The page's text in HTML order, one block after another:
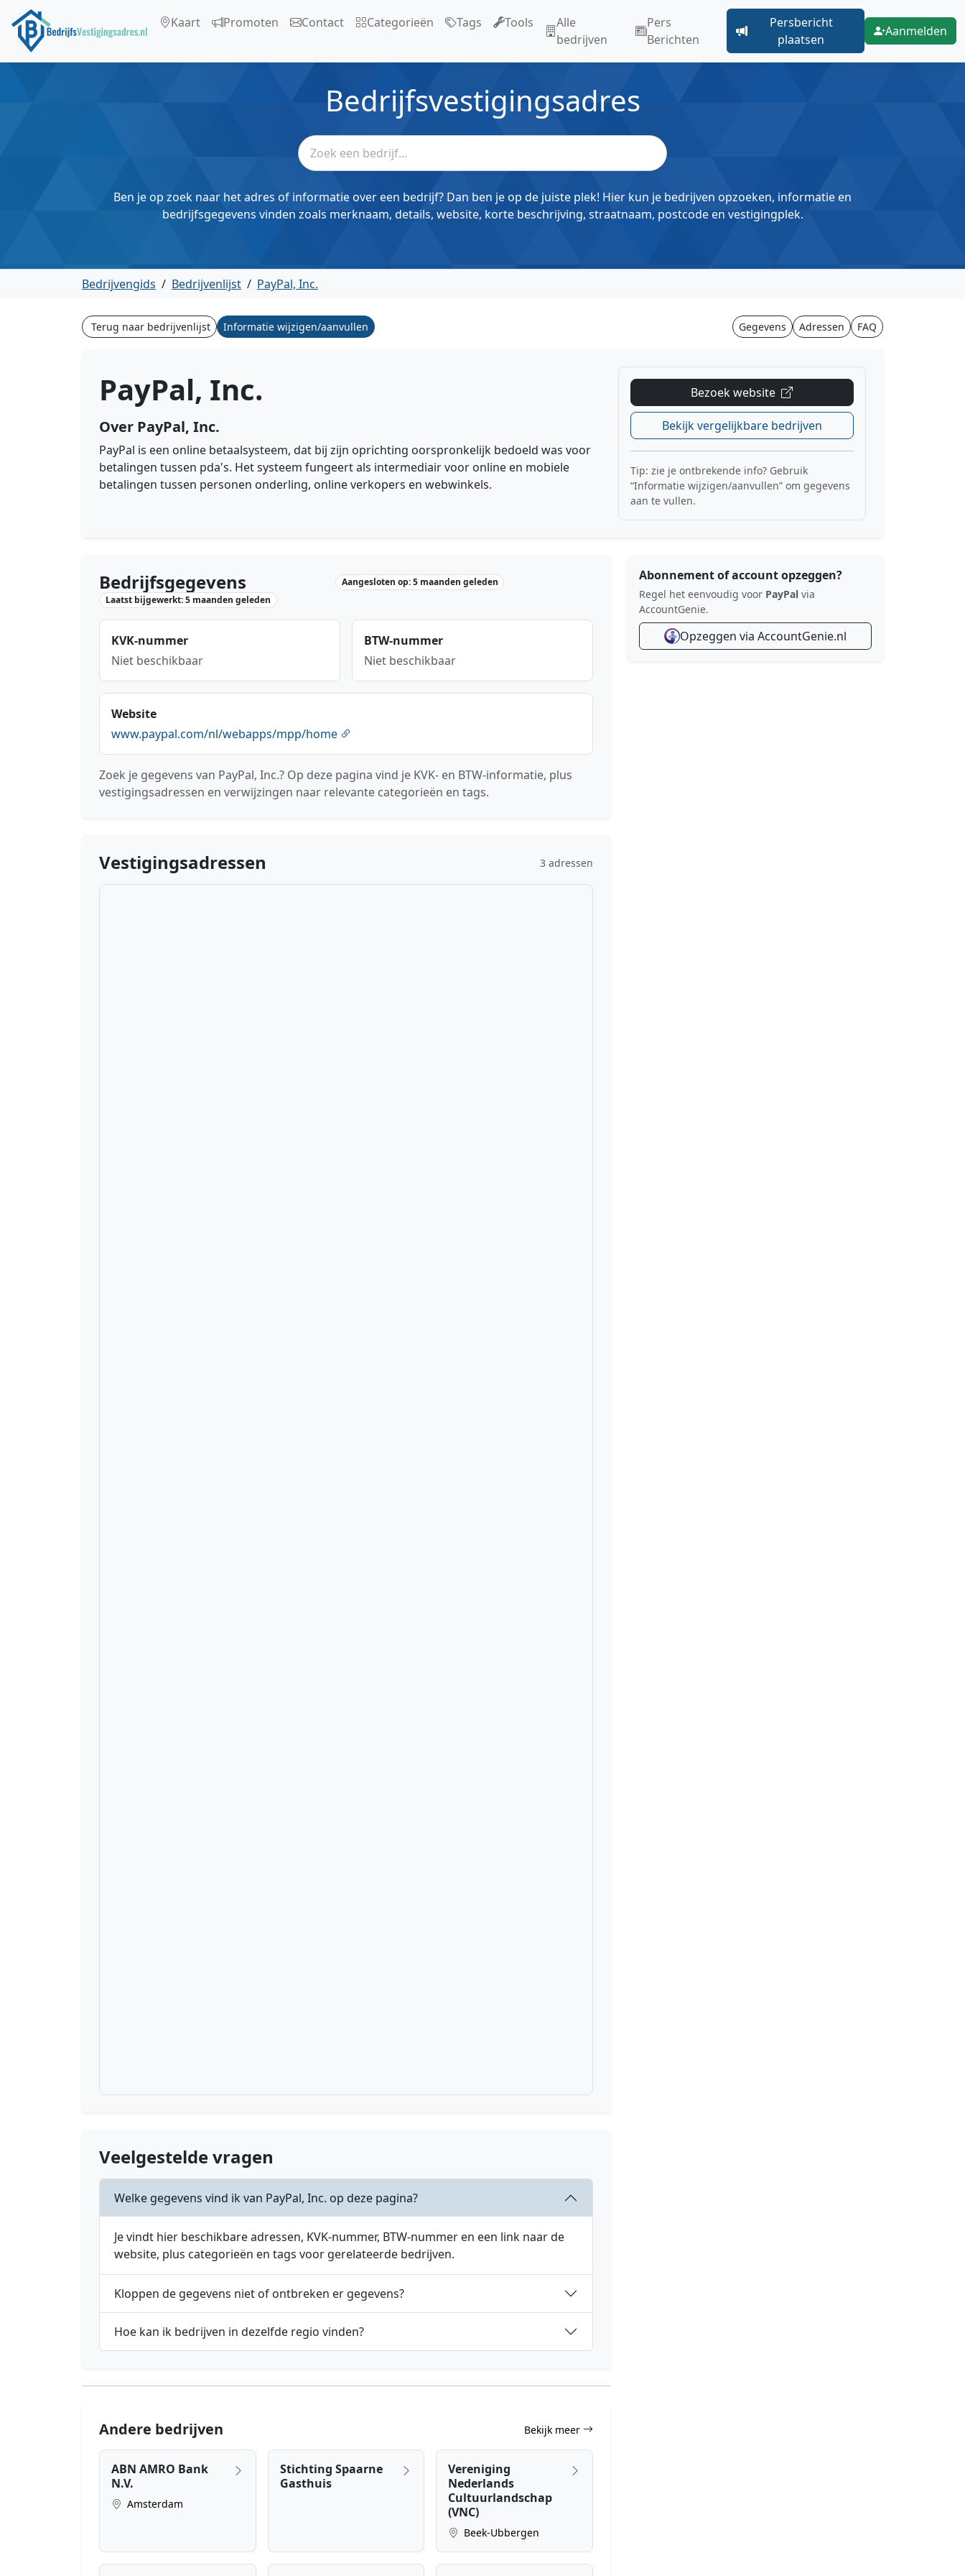
Kaart Promoten Contact Categorieën Tags Tools
Alle
bedrijven
Pers
Berichten
Persbericht
plaatsen
Aanmelden
Bedrijfsvestigingsadres
Ben je op zoek naar het adres of informatie over een bedrijf? Dan ben je op de juiste plek! Hier kun je bedrijven opzoeken, informatie en
bedrijfsgegevens vinden zoals merknaam, details, website, korte beschrijving, straatnaam, postcode en vestigingplek.
Bedrijvengids / Bedrijvenlijst / PayPal, Inc.
Terug naar bedrijvenlijst Informatie wijzigen/aanvullen Gegevens Adressen FAQ
PayPal, Inc.
Over PayPal, Inc.
PayPal is een online betaalsysteem, dat bij zijn oprichting oorspronkelijk bedoeld was voor
betalingen tussen pda's. Het systeem fungeert als intermediair voor online en mobiele
betalingen tussen personen onderling, online verkopers en webwinkels.
Bezoek website
Bekijk vergelijkbare bedrijven
Tip: zie je ontbrekende info? Gebruik
“Informatie wijzigen/aanvullen” om gegevens
aan te vullen.
Bedrijfsgegevens
Aangesloten op: 5 maanden geleden
Laatst bijgewerkt: 5 maanden geleden
KVK-nummer
Niet beschikbaar
BTW-nummer
Niet beschikbaar
Website
www.paypal.com/nl/webapps/mpp/home
Zoek je gegevens van PayPal, Inc.? Op deze pagina vind je KVK- en BTW-informatie, plus
vestigingsadressen en verwijzingen naar relevante categorieën en tags.
Vestigingsadressen 3 adressen
Veelgestelde vragen
Welke gegevens vind ik van PayPal, Inc. op deze pagina?
Je vindt hier beschikbare adressen, KVK-nummer, BTW-nummer en een link naar de
website, plus categorieën en tags voor gerelateerde bedrijven.
Kloppen de gegevens niet of ontbreken er gegevens?
Hoe kan ik bedrijven in dezelfde regio vinden?
Andere bedrijven Bekijk meer
ABN AMRO Bank
N.V.
Amsterdam
Stichting Spaarne
Gasthuis
Vereniging
Nederlands
Cultuurlandschap
(VNC)
Beek-Ubbergen
Abonnement of account opzeggen?
Regel het eenvoudig voor PayPal via
AccountGenie.
Opzeggen via AccountGenie.nl